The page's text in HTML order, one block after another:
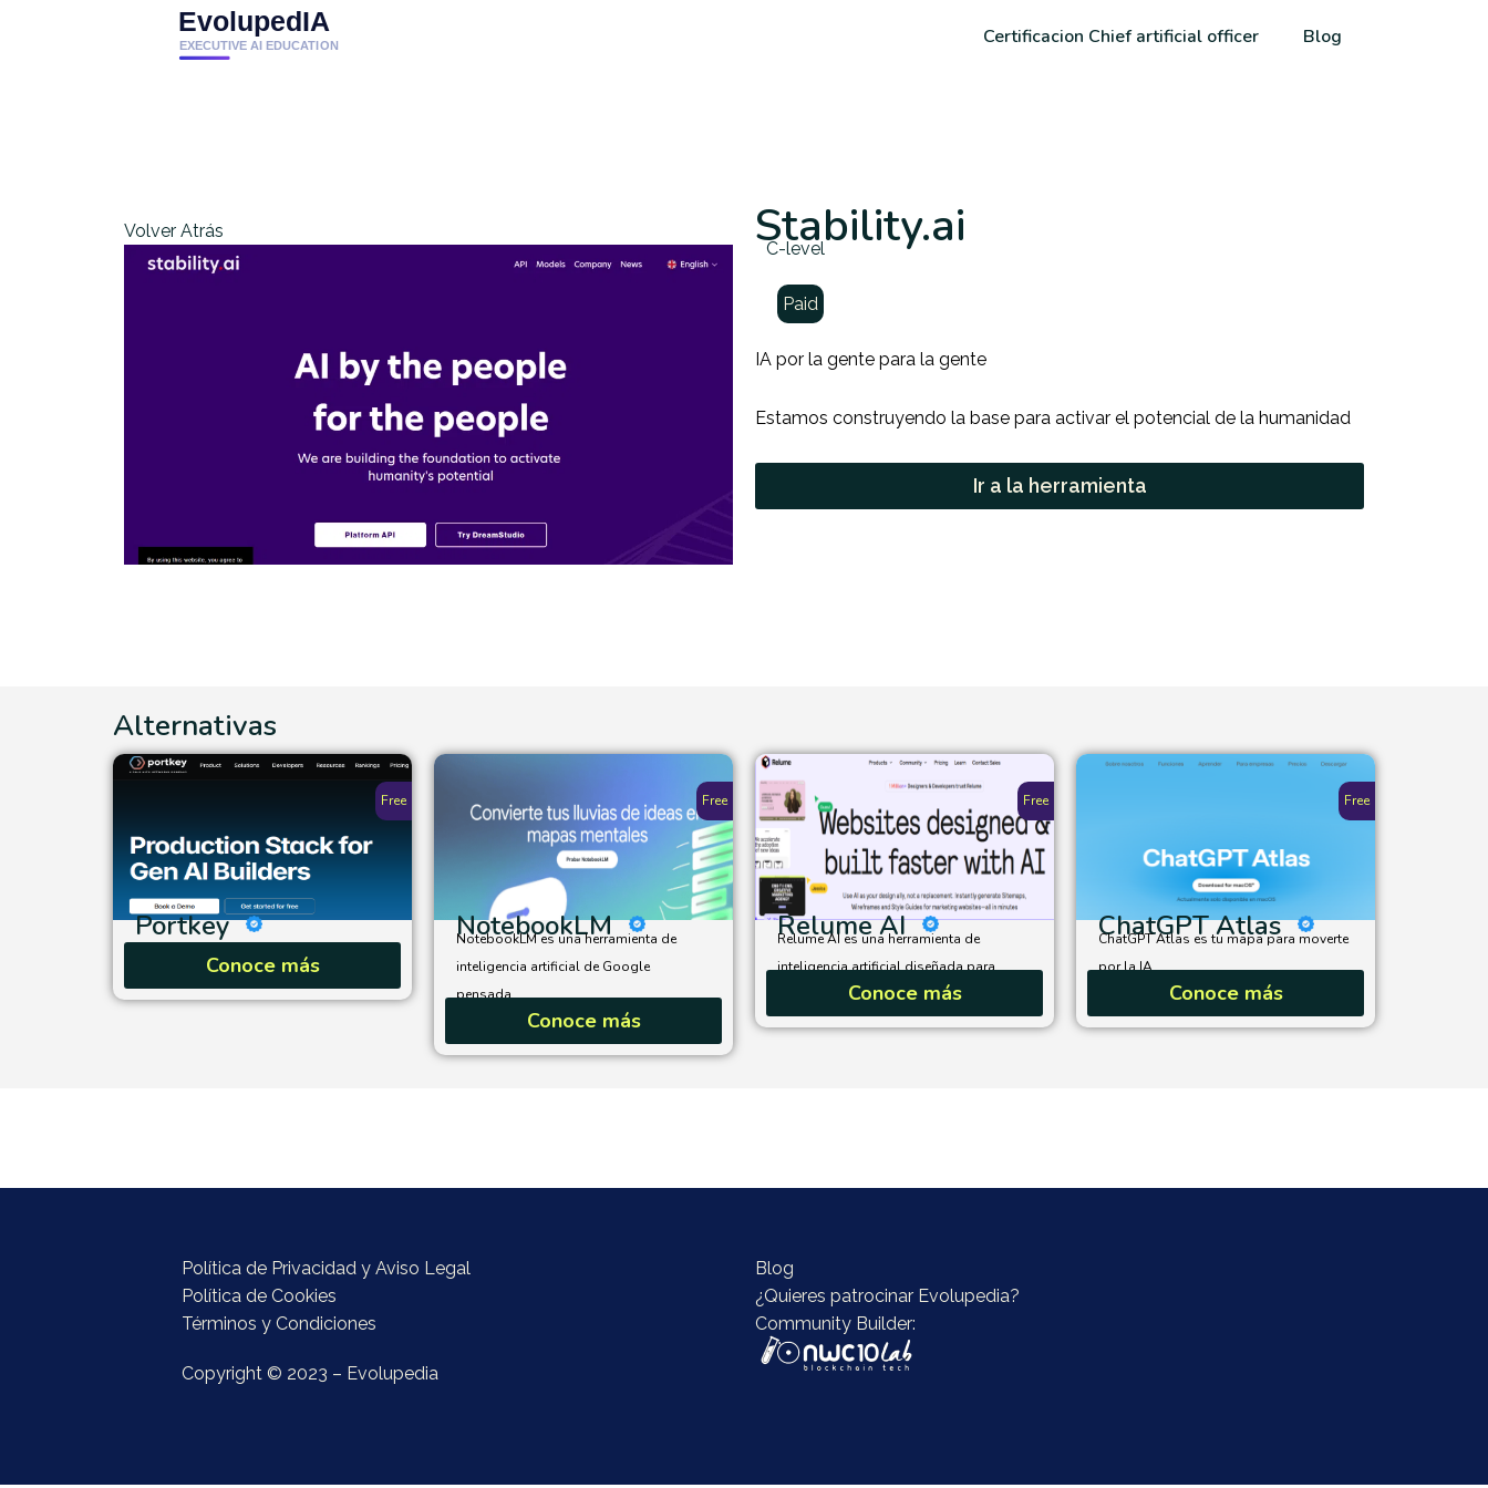
Certificacion Chief artificial officer Blog
Volver Atrás Stability.ai
C-level
Paid
IA por la gente para la gente
Estamos construyendo la base para activar el potencial de la humanidad
Ir a la herramienta
Alternativas
Portkey
Conoce más
Free
NotebookLM
NotebookLM es una herramienta de
inteligencia artificial de Google
pensada...
Conoce más
Free
Relume AI
Relume AI es una herramienta de
inteligencia artificial diseñada para...
Conoce más
Free
ChatGPT Atlas
ChatGPT Atlas es tu mapa para moverte
por la IA...
Conoce más
Free
Política de Privacidad y Aviso Legal
Política de Cookies
Términos y Condiciones
Copyright © 2023 – Evolupedia
Blog
¿Quieres patrocinar Evolupedia?
Community Builder: